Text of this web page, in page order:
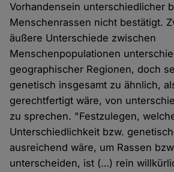
Vorhandensein unterschiedlicher
Menschenrassen nicht bestätigt.
äußere Unterschiede zwischen
Menschenpopulationen
geographischer Regionen, doch
genetisch insgesamt zu ähnlich,
gerechtfertigt wäre, von
zu sprechen. "Festzulegen,
Unterschiedlichkeit bzw.
ausreichend wäre, um Rassen
unterscheiden, ist (…) rein